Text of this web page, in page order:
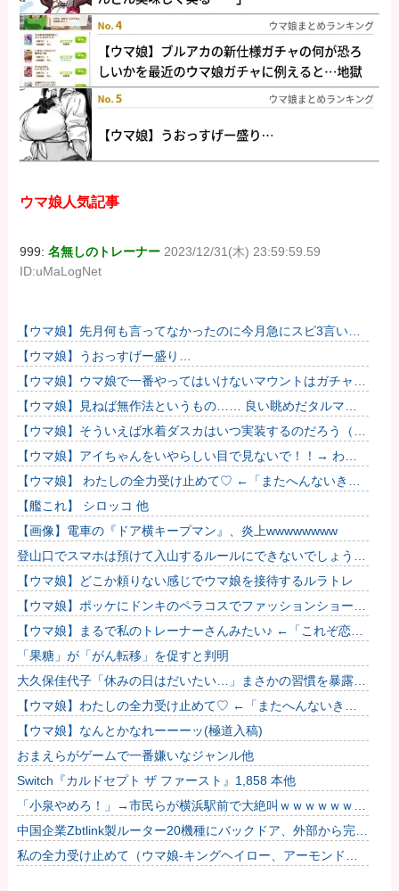
ウマ娘人気記事
999:名無しのトレーナー 2023/12/31(木) 23:59:59.59
ID:uMaLogNet
【ウマ娘】先月何も言ってなかったのに今月急にスピ3言い出
したのが怪しいよな。
【ウマ娘】うおっすげー盛り…
【ウマ娘】ウマ娘で一番やってはいけないマウントはガチャで
も育成でもグッズでもなく、これ。
【ウマ娘】見ねば無作法というもの…… 良い眺めだタルマ
エ…（殴
【ウマ娘】そういえば水着ダスカはいつ実装するのだろう（ﾃﾞ
ｯｯｯ
【ウマ娘】アイちゃんをいやらしい目で見ないで！！→ わか
りました…
【ウマ娘】 わたしの全力受け止めて♡ ←「またへんないきも
のがふえてる…」
【艦これ】 シロッコ 他
【画像】電車の『ドア横キープマン』、炎上wwwwwwww
登山口でスマホは預けて入山するルールにできないでしょう
か？山はそれほどの覚悟で入る場所だと思うのです
【ウマ娘】どこか頼りない感じでウマ娘を接待するルラトレ
【ウマ娘】ポッケにドンキのペラコスでファッションショーし
てほしい…
【ウマ娘】まるで私のトレーナーさんみたい♪ ←「これぞ恋愛
強者スペ一族…」
「果糖」が「がん転移」を促すと判明
大久保佳代子「休みの日はだいたい…」まさかの習慣を暴露ｗ
ｗｗ
【ウマ娘】わたしの全力受け止めて♡ ←「またへんないきも
のがふえてる…」
【ウマ娘】なんとかなれーーーッ(極道入稿)
おまえらがゲームで一番嫌いなジャンル他
Switch『カルドセプト ザ ファースト』1,858 本他
「小泉やめろ！」→市民らが横浜駅前で大絶叫ｗｗｗｗｗｗｗ
ｗ
中国企業Zbtlink製ルーター20機種にバックドア、外部から完全
制御のおそれ！
私の全力受け止めて（ウマ娘-キングヘイロー、アーモンドア